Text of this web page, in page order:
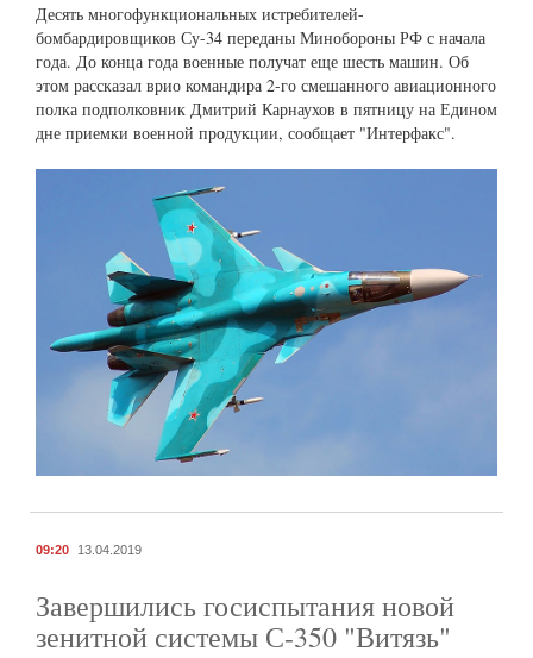
Десять многофункциональных истребителей-
бомбардировщиков Су-34 переданы Минобороны РФ с начала
года. До конца года военные получат еще шесть машин. Об
этом рассказал врио командира 2-го смешанного авиационного
полка подполковник Дмитрий Карнаухов в пятницу на Едином
дне приемки военной продукции, сообщает "Интерфакс".
09:20 13.04.2019
Завершились госиспытания новой
зенитной системы С-350 "Витязь"